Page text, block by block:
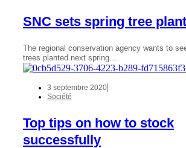
SNC sets spring tree
The regional conservation agency wants to
trees planted next spring.…
3 septembre 2020
Société
Top tips on how to stock
successfully